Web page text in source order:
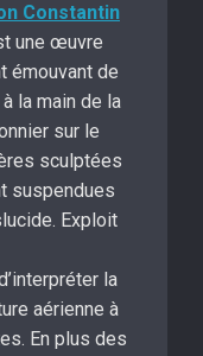
Constantin
une œuvre
émouvant de
la main de la
sur le
sculptées
suspendues
Exploit
la
aérienne à
En plus des